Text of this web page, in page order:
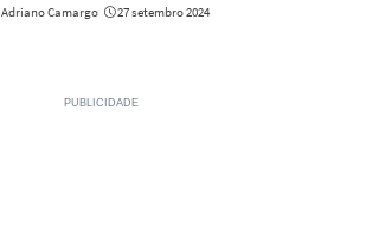
Adriano Camargo 27 setembro 2024